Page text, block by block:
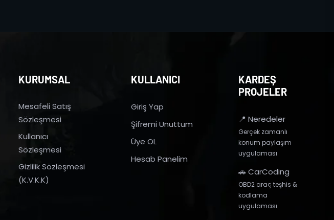
KURUMSAL
Mesafeli Satış
Sözleşmesi
Kullanıcı
Sözleşmesi
Gizlilik Sözleşmesi
(K.V.K.K)
KULLANICI
Giriş Yap
Şifremi Unuttum
Üye OL
Hesab Panelim
KARDEŞ
PROJELER
📍 Neredeler
Gerçek zamanlı
konum paylaşım
uygulaması
🚗 CarCoding
OBD2 araç teşhis &
kodlama
uygulaması